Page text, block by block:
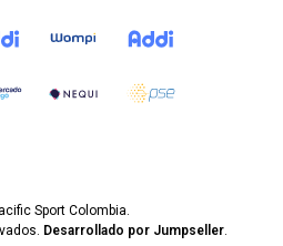
Sport Colombia.
Desarrollado por Jumpseller